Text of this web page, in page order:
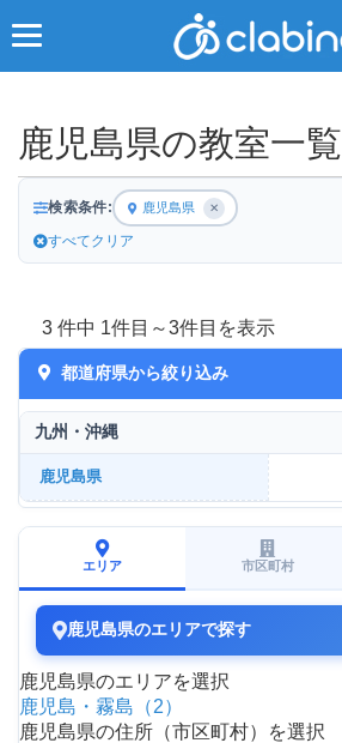
鹿児島県の教室一覧
検索条件: 鹿児島県 ✕
すべてクリア
3 件中 1件目～3件目を表示
都道府県から絞り込み
九州・沖縄
鹿児島県
エリア 市区町村
鹿児島県のエリアで探す
鹿児島県のエリアを選択
鹿児島・霧島（2）
鹿児島県の住所（市区町村）を選択